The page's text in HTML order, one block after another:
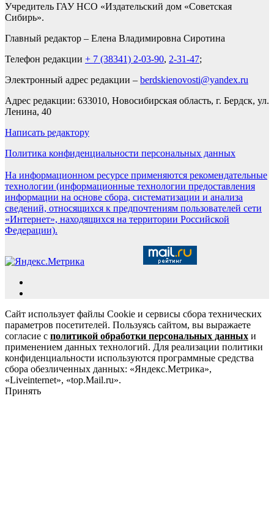
Учредитель ГАУ НСО «Издательский дом «Советская
Сибирь».
Главный редактор – Елена Владимировна Сиротина
Телефон редакции + 7 (38341) 2-03-90, 2-31-47;
Электронный адрес редакции – berdskienovosti@yandex.ru
Адрес редакции: 633010, Новосибирская область, г. Бердск, ул.
Ленина, 40
Написать редактору
Политика конфиденциальности персональных данных
На информационном ресурсе применяются рекомендательные
технологии (информационные технологии предоставления
информации на основе сбора, систематизации и анализа
сведений, относящихся к предпочтениям пользователей сети
«Интернет», находящихся на территории Российской
Федерации).
Сайт использует файлы Cookie и сервисы сбора технических
параметров посетителей. Пользуясь сайтом, вы выражаете
согласие с политикой обработки персональных данных и
применением данных технологий. Для реализации политики
конфиденциальности используются программные средства
сбора обезличенных данных: «Яндекс.Метрика»,
«Liveinternet», «top.Mail.ru».
Принять